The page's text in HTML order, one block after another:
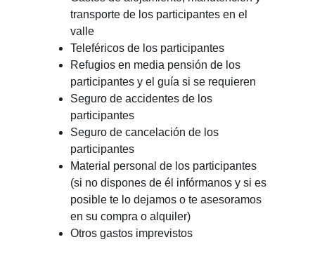
transporte de los participantes en el
valle
Teleféricos de los participantes
Refugios en media pensión de los
participantes y el guía si se requieren
Seguro de accidentes de los
participantes
Seguro de cancelación de los
participantes
Material personal de los participantes
(si no dispones de él infórmanos y si es
posible te lo dejamos o te asesoramos
en su compra o alquiler)
Otros gastos imprevistos